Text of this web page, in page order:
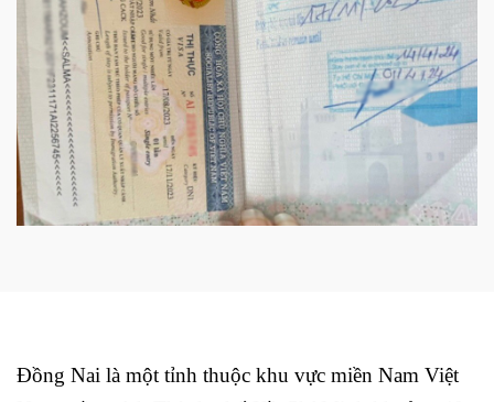
Đồng Nai là một tỉnh thuộc khu vực miền Nam Việt